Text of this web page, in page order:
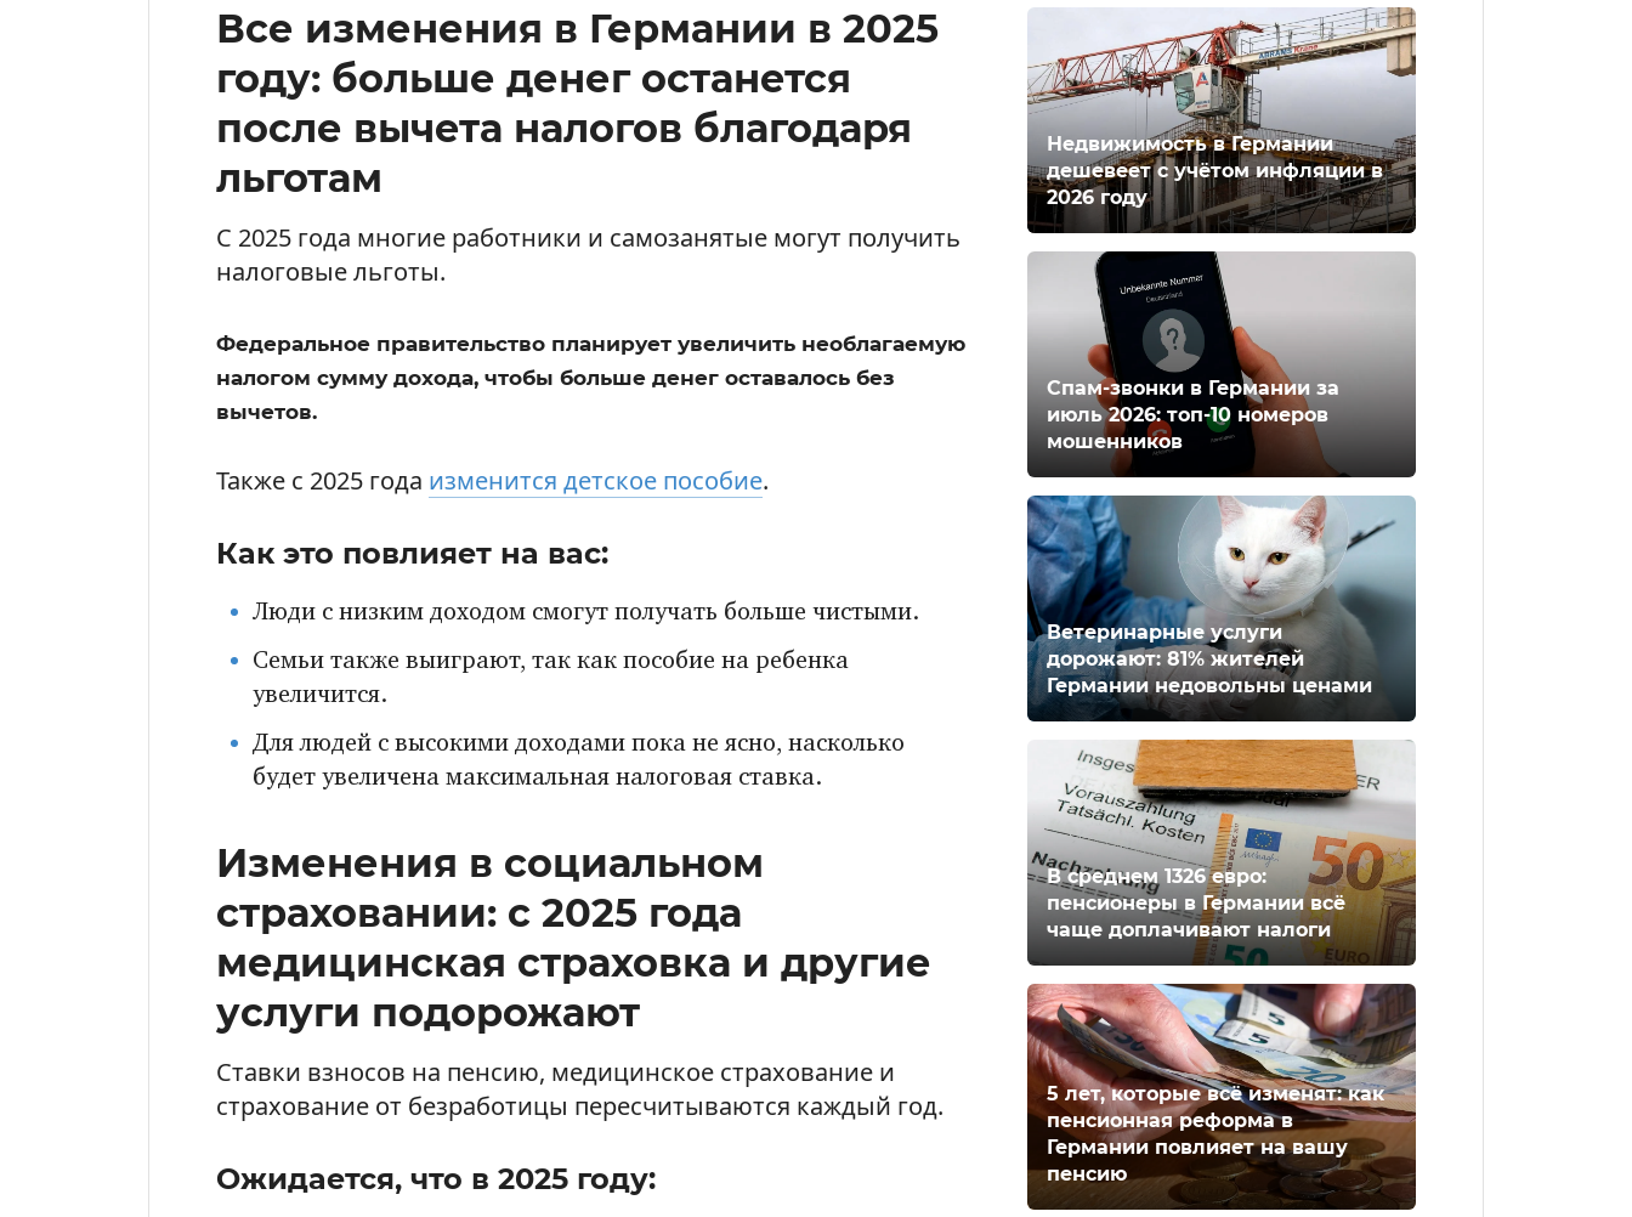
Все изменения в Германии в 2025
году: больше денег останется
после вычета налогов благодаря
льготам
С 2025 года многие работники и самозанятые могут получить
налоговые льготы.
Федеральное правительство планирует увеличить необлагаемую
налогом сумму дохода, чтобы больше денег оставалось без
вычетов.
Также с 2025 года изменится детское пособие.
Как это повлияет на вас:
Люди с низким доходом смогут получать больше чистыми.
Семьи также выиграют, так как пособие на ребенка
увеличится.
Для людей с высокими доходами пока не ясно, насколько
будет увеличена максимальная налоговая ставка.
Изменения в социальном
страховании: с 2025 года
медицинская страховка и другие
услуги подорожают
Ставки взносов на пенсию, медицинское страхование и
страхование от безработицы пересчитываются каждый год.
Ожидается, что в 2025 году:
Недвижимость в Германии
дешевеет с учётом инфляции в
2026 году
Спам-звонки в Германии за
июль 2026: топ-10 номеров
мошенников
Ветеринарные услуги
дорожают: 81% жителей
Германии недовольны ценами
В среднем 1326 евро:
пенсионеры в Германии всё
чаще доплачивают налоги
5 лет, которые всё изменят: как
пенсионная реформа в
Германии повлияет на вашу
пенсию